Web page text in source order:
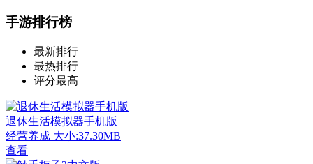
手游排行榜
最新排行
最热排行
评分最高
退休生活模拟器手机版
经营养成 大小:37.30MB
查看